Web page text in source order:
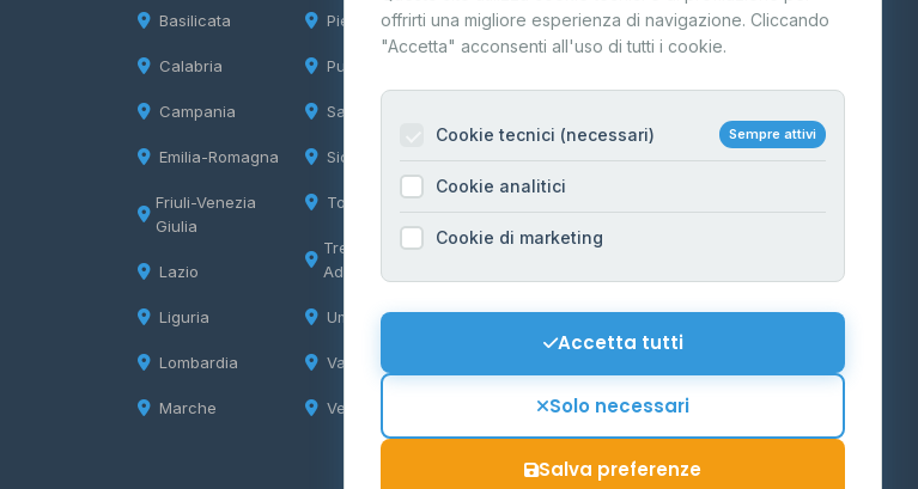
Basilicata
Calabria
Campania
Emilia-Romagna
Friuli-Venezia
Giulia
Lazio
Liguria
Lombardia
Marche
Piemonte
Puglia
Sardegna
Sicilia
Toscana
Trentino-Alto
Adige
Umbria
Valle d'Aosta
Veneto
Contatti
Per gestori
Informazioni legali
Privacy Policy
Cookie Policy
Mappa del sito
Contattaci
offrirti una migliore esperienza di navigazione. Cliccando
"Accetta" acconsenti all'uso di tutti i cookie.
Cookie tecnici (necessari) Sempre attivi
Cookie analitici
Cookie di marketing
Accetta tutti
Solo necessari
Salva preferenze